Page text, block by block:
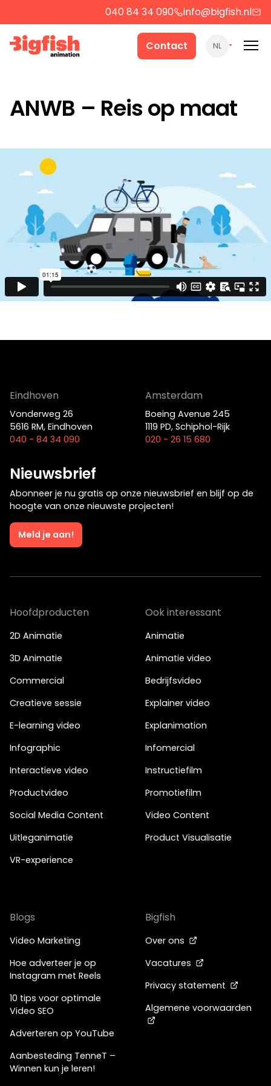
040 84 34 090 info@bigfish.nl
Contact NL
Werk
Over ons
Contact
Strategie
Film
jouw vraagstuk?
Neem contact op
Je kunt ook bellen of mailen
info@bigfish.nl 040 - 84 34 090
5616 RM, Eindhoven
040 - 84 34 090
1119 PD, Schiphol-Rijk
020 - 26 15 680
ANWB – Reis op maat
Eindhoven
Vonderweg 26
5616 RM, Eindhoven
040 - 84 34 090
Amsterdam
Boeing Avenue 245
1119 PD, Schiphol-Rijk
020 - 26 15 680
Nieuwsbrief
Abonneer je nu gratis op onze nieuwsbrief en blijf op de
hoogte van onze nieuwste projecten!
Meld je aan!
Hoofdproducten
2D Animatie
3D Animatie
Commercial
Creatieve sessie
E-learning video
Infographic
Interactieve video
Productvideo
Social Media Content
Uitleganimatie
VR-experience
Ook interessant
Animatie
Animatie video
Bedrijfsvideo
Explainer video
Explanimation
Infomercial
Instructiefilm
Promotiefilm
Video Content
Product Visualisatie
Blogs
Video Marketing
Hoe adverteer je op
Instagram met Reels
10 tips voor optimale
Video SEO
Adverteren op YouTube
Aanbesteding TenneT –
Winnen kun je leren!
Bigfish
Over ons
Vacatures
Privacy statement
Algemene voorwaarden